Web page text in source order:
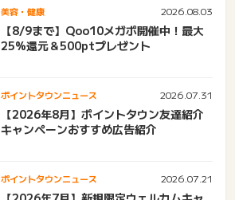
美容・健康 2026.08.03
【8/9まで】Qoo10メガポ開催中！最大
25%還元＆500ptプレゼント
ポイントタウンニュース 2026.07.31
【2026年8月】ポイントタウン友達紹介
キャンペーンおすすめ広告紹介
ポイントタウンニュース 2026.07.21